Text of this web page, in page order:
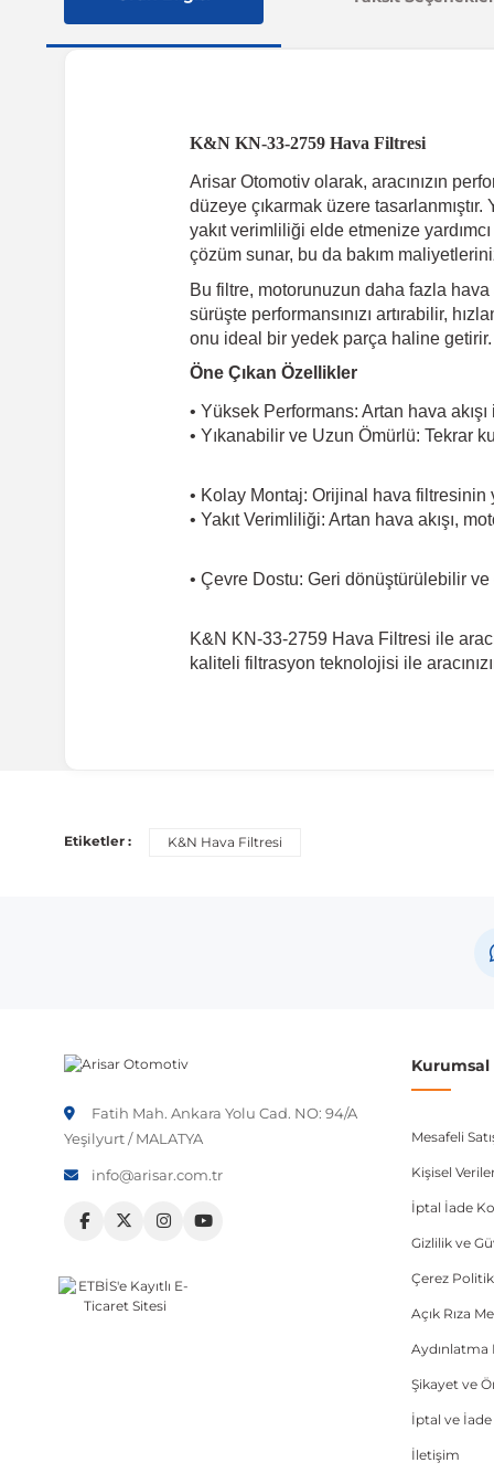
K&N KN-33-2759 Hava Filtresi
Arisar Otomotiv olarak, aracınızın
düzeye çıkarmak üzere
yakıt verimliliği elde etmenize yardımcı
çözüm sunar, bu da bakım
Bu filtre, motorunuzun daha fazla
sürüşte performansınızı artırabilir,
onu ideal bir yedek parça haline getirir.
Öne Çıkan Özellikler
• Yüksek Performans: Artan hava
• Yıkanabilir ve Uzun Ömürlü: Tekrar
• Kolay Montaj: Orijinal hava
• Yakıt Verimliliği: Artan hava akışı,
• Çevre Dostu: Geri dönüştürülebilir ve
K&N KN-33-2759 Hava Filtresi ile
kaliteli filtrasyon teknolojisi ile
Etiketler : K&N Hava Filtresi
Fatih Mah. Ankara Yolu Cad. NO: 94/A
Yeşilyurt / MALATYA
info@arisar.com.tr
Mesafeli
Kişisel
İptal İade
Gizlilik ve
Çerez
Açık Rıza
Aydınlatma
Şikayet ve
İptal ve
İletişim